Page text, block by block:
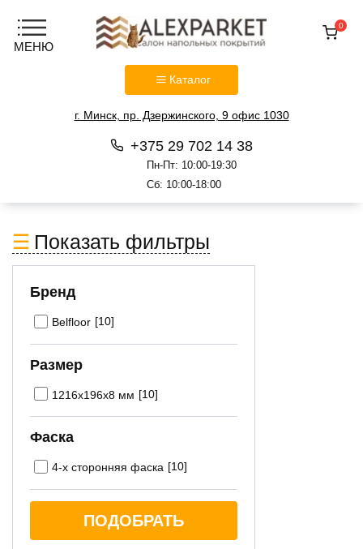
содержанию
Каталог
г. Минск, пр. Дзержинского, 9 офис 1030
+375 29 702 14 38
Пн-Пт: 10:00-19:30
Сб: 10:00-18:00
0
Показать фильтры
Бренд
Belfloor [10]
Размер
1216x196x8 мм [10]
Фаска
4-х сторонняя фаска [10]
ПОДОБРАТЬ